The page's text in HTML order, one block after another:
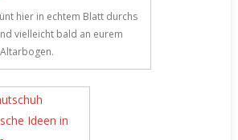
hier in echtem Blatt durchs
vielleicht bald an eurem
Altarbogen.